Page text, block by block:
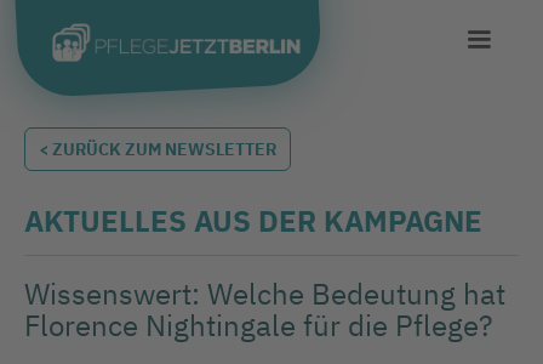
< ZURÜCK ZUM NEWSLETTER
AKTUELLES AUS DER KAMPAGNE
Wissenswert: Welche Bedeutung hat
Florence Nightingale für die Pflege?